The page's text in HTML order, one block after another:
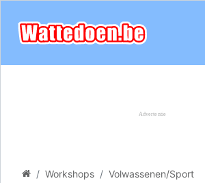
Workshops Volwassenen/Sport